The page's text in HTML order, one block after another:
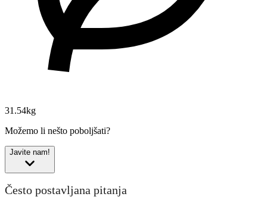
31.54kg
Možemo li nešto poboljšati?
Javite nam!
Često postavljana pitanja